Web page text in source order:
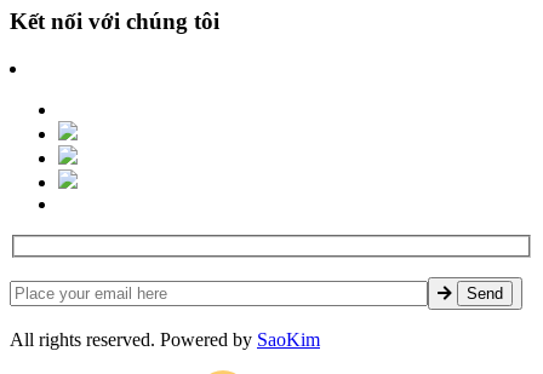
Kết nối với chúng tôi
All rights reserved. Powered by SaoKim